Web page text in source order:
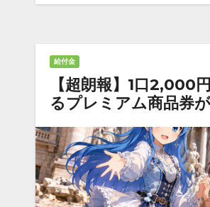
給付金
【超朗報】1口2,000
るプレミアム商品券